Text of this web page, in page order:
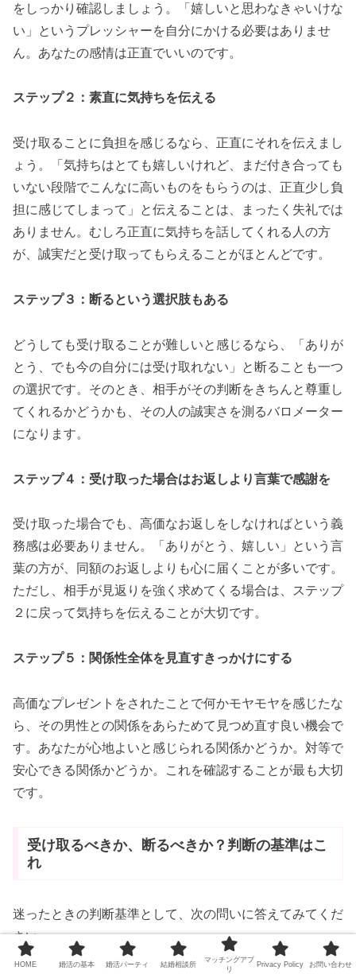
をしっかり確認しましょう。「嬉しいと思わなきゃいけな
い」というプレッシャーを自分にかける必要はありませ
ん。あなたの感情は正直でいいのです。
ステップ２：素直に気持ちを伝える
受け取ることに負担を感じるなら、正直にそれを伝えまし
ょう。「気持ちはとても嬉しいけれど、まだ付き合っても
いない段階でこんなに高いものをもらうのは、正直少し負
担に感じてしまって」と伝えることは、まったく失礼では
ありません。むしろ正直に気持ちを話してくれる人の方
が、誠実だと受け取ってもらえることがほとんどです。
ステップ３：断るという選択肢もある
どうしても受け取ることが難しいと感じるなら、「ありが
とう、でも今の自分には受け取れない」と断ることも一つ
の選択です。そのとき、相手がその判断をきちんと尊重し
てくれるかどうかも、その人の誠実さを測るバロメーター
になります。
ステップ４：受け取った場合はお返しより言葉で感謝を
受け取った場合でも、高価なお返しをしなければという義
務感は必要ありません。「ありがとう、嬉しい」という言
葉の方が、同額のお返しよりも心に届くことが多いです。
ただし、相手が見返りを強く求めてくる場合は、ステップ
２に戻って気持ちを伝えることが大切です。
ステップ５：関係性全体を見直すきっかけにする
高価なプレゼントをされたことで何かモヤモヤを感じたな
ら、その男性との関係をあらためて見つめ直す良い機会で
す。あなたが心地よいと感じられる関係かどうか。対等で
安心できる関係かどうか。これを確認することが最も大切
です。
受け取るべきか、断るべきか？判断の基準はこ
れ
迷ったときの判断基準として、次の問いに答えてみてくだ
さい。
HOME 婚活の基本 婚活パーティ 結婚相談所
マッチングアプ
リ
Privacy Policy お問い合わせ